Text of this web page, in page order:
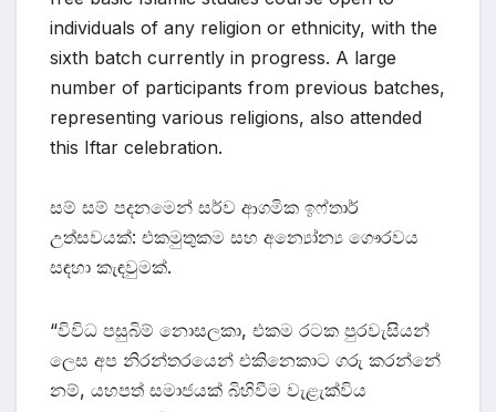
individuals of any religion or ethnicity, with the
sixth batch currently in progress. A large
number of participants from previous batches,
representing various religions, also attended
this Iftar celebration.
සම් සම් පදනමෙන් සර්ව ආගමික ඉෆ්තාර්
උත්සවයක්: එකමුතුකම සහ අන්‍යෝන්‍ය ගෞරවය
සඳහා කැඳවුමක්.
“විවිධ පසුබිම් නොසලකා, එකම රටක පුරවැසියන්
ලෙස අප නිරන්තරයෙන් එකිනෙකාට ගරු කරන්නේ
නම්, යහපත් සමාජයක් බිහිවීම වැළැක්විය